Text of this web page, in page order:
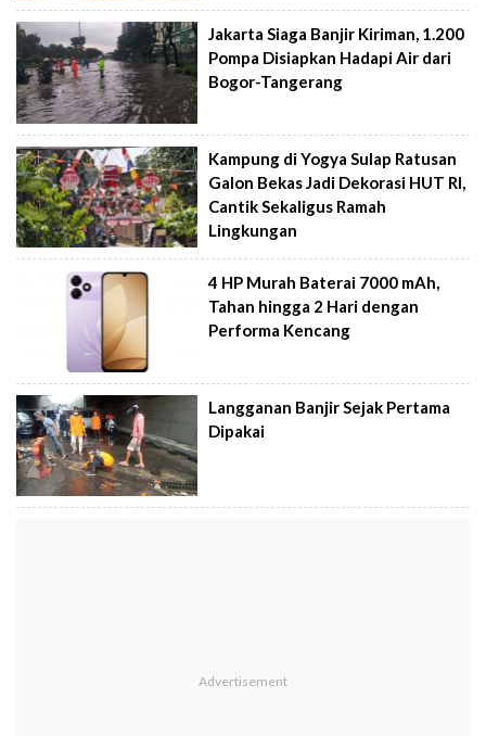
Jakarta Siaga Banjir Kiriman, 1.200
Pompa Disiapkan Hadapi Air dari
Bogor-Tangerang
Kampung di Yogya Sulap Ratusan
Galon Bekas Jadi Dekorasi HUT RI,
Cantik Sekaligus Ramah
Lingkungan
4 HP Murah Baterai 7000 mAh,
Tahan hingga 2 Hari dengan
Performa Kencang
Langganan Banjir Sejak Pertama
Dipakai